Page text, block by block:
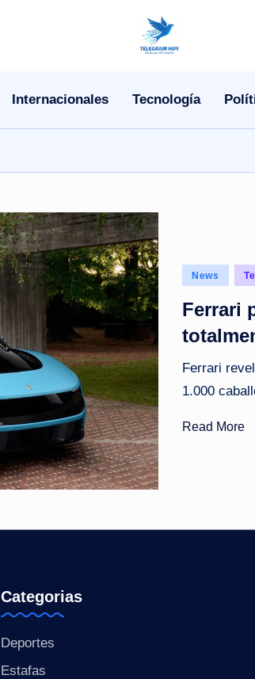
N
e
l
e
|
N
o
ti
c
i
Internacionales Tecnología
Posted
News
Ferrari
Ferrari
1.000
Read More
Categorias
Deportes
Estafas